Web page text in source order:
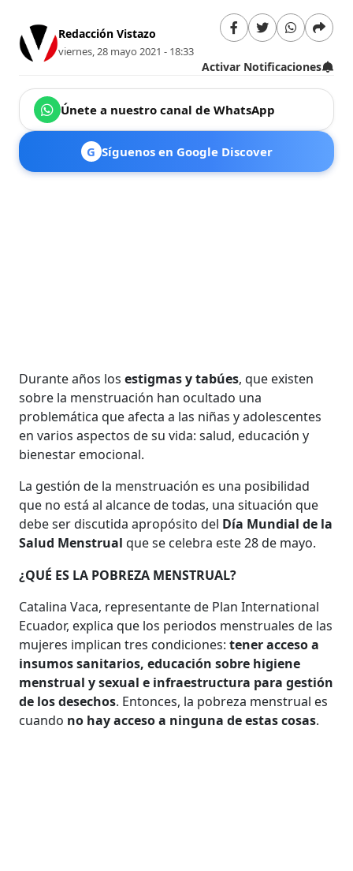
Redacción Vistazo
viernes, 28 mayo 2021 - 18:33
Activar Notificaciones
Únete a nuestro canal de WhatsApp
G Síguenos en Google Discover
Durante años losestigmas y tabúes, que existen
sobre la menstruación han ocultado una
problemática que afecta a las niñas y adolescentes
en varios aspectos de su vida: salud, educación y
bienestar emocional.
La gestión de la menstruación es una posibilidad
que no está al alcance de todas, una situación que
debe ser discutida apropósito del Día Mundial de la
Salud Menstrual que se celebra este 28 de mayo.
¿QUÉ ES LA POBREZA MENSTRUAL?
Catalina Vaca, representante de Plan International
Ecuador, explica que los periodos menstruales de las
mujeres implican tres condiciones:tener acceso a
insumos sanitarios, educación sobre higiene
menstrual y sexual e infraestructura para gestión
de los desechos. Entonces, la pobreza menstrual es
cuando no hay acceso a ninguna de estas cosas.